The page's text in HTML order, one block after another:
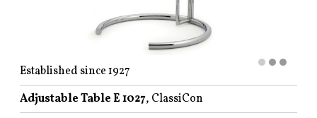
Established since 1927
Adjustable Table E 1027, ClassiCon